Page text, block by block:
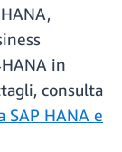
in
consulta
HANA e